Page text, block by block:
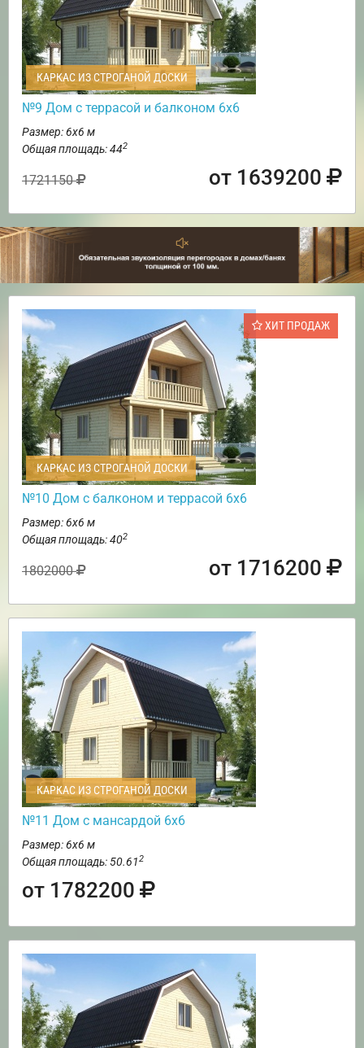
КАРКАС ИЗ СТРОГАНОЙ ДОСКИ
№9 Дом с террасой и балконом 6х6
Размер: 6х6 м
Общая площадь: 442
1721150 от 1639200
ХИТ ПРОДАЖ
КАРКАС ИЗ СТРОГАНОЙ ДОСКИ
№10 Дом с балконом и террасой 6х6
Размер: 6х6 м
Общая площадь: 402
1802000 от 1716200
КАРКАС ИЗ СТРОГАНОЙ ДОСКИ
№11 Дом с мансардой 6х6
Размер: 6х6 м
Общая площадь: 50.612
от 1782200